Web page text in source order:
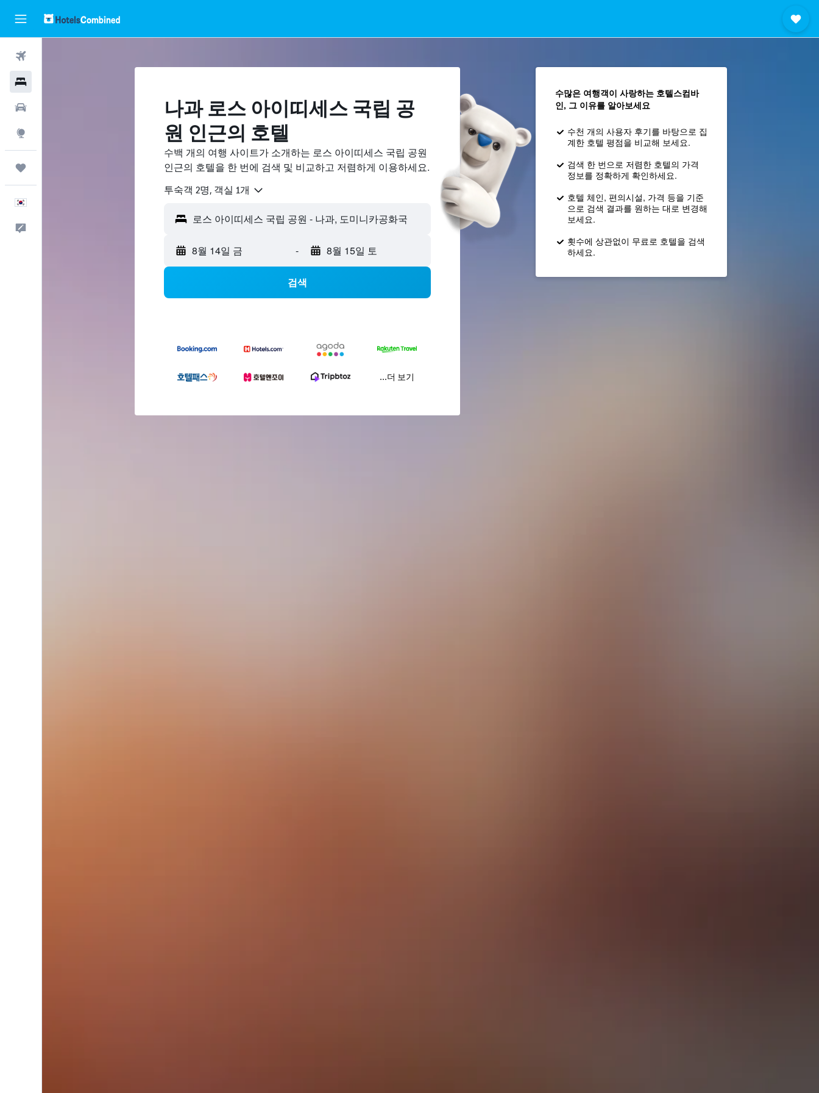
나과 로스 아이띠세스 국립 공
원 ​인근의 호텔
수백 개의 여행 사이트가 소개하는 로스 아이띠세스 국립 공원
인근의 호텔을 한 번에 검색 및 비교하고 저렴하게 이용하세요.
​투숙객 2​명, ​객실 1개
8월 14일 금 - 8월 15일 토
검색
...더 보기
수많은 여행객이 사랑하는 호텔스컴바
인, 그 이유를 알아보세요
수천 개의 사용자 후기를 바탕으로 집
계한 호텔 평점을 비교해 보세요.
검색 한 번으로 저렴한 호텔의 가격
정보를 정확하게 확인하세요.
호텔 체인, 편의시설, 가격 등을 기준
으로 검색 결과를 원하는 대로 변경해
보세요.
횟수에 상관없이 무료로 호텔을 검색
하세요.